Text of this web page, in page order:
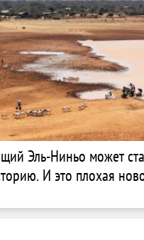
Эль-Ниньо может
И это плохая